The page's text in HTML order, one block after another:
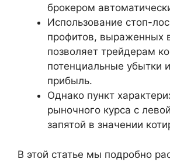
брокером
Использование стоп-
профитов, выраженных
позволяет трейдерам
потенциальные убытки
прибыль.
Однако пункт
рыночного курса с
запятой в значении
В этой статье мы подробно